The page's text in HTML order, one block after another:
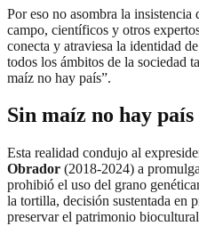
Por eso no asombra la insistencia
campo, científicos y otros
conecta y atraviesa la identidad
todos los ámbitos de la sociedad
maíz no hay país”.
Sin maíz no hay país
Esta realidad condujo al
Obrador (2018-2024) a
prohibió el uso del grano
la tortilla, decisión sustentada en
preservar el patrimonio